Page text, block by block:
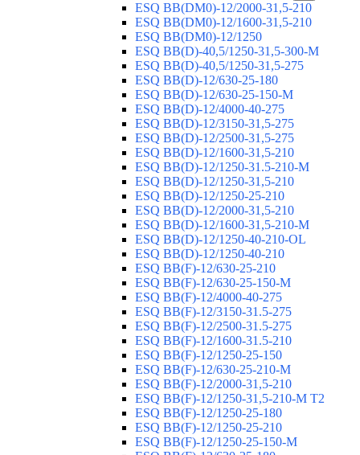
ESQ ВВ(DM0)-12/2000-31,5-210
ESQ ВВ(DM0)-12/1600-31,5-210
ESQ ВВ(DM0)-12/1250
ESQ ВВ(D)-40,5/1250-31,5-300-М
ESQ ВВ(D)-40,5/1250-31,5-275
ESQ ВВ(D)-12/630-25-180
ESQ ВВ(D)-12/630-25-150-М
ESQ ВВ(D)-12/4000-40-275
ESQ ВВ(D)-12/3150-31,5-275
ESQ ВВ(D)-12/2500-31,5-275
ESQ ВВ(D)-12/1600-31,5-210
ESQ ВВ(D)-12/1250-31.5-210-М
ESQ ВВ(D)-12/1250-31,5-210
ESQ ВВ(D)-12/1250-25-210
ESQ BB(D)-12/2000-31,5-210
ESQ BB(D)-12/1600-31,5-210-М
ESQ BB(D)-12/1250-40-210-OL
ESQ BB(D)-12/1250-40-210
ESQ ВВ(F)-12/630-25-210
ESQ ВВ(F)-12/630-25-150-М
ESQ ВВ(F)-12/4000-40-275
ESQ ВВ(F)-12/3150-31.5-275
ESQ ВВ(F)-12/2500-31.5-275
ESQ ВВ(F)-12/1600-31.5-210
ESQ ВВ(F)-12/1250-25-150
ESQ BB(F)-12/630-25-210-М
ESQ BB(F)-12/2000-31,5-210
ESQ BB(F)-12/1250-31,5-210-М T2
ESQ BB(F)-12/1250-25-180
ESQ ВВ(F)-12/1250-25-210
ESQ ВВ(F)-12/1250-25-150-М